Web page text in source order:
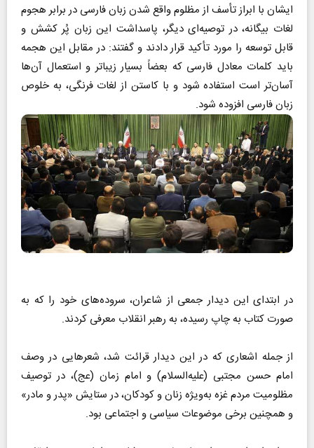
ایشان با ابراز تأسف از مظلوم واقع شدن زبان فارسی در برابر هجوم
لغات بیگانه، در توصیه‌ای دیگر، پاسداشت این زبان پُر کشش و
قابل توسعه را مورد تأکید قرار دادند و گفتند: در مقابل این هجمه
باید کلمات معادل فارسی که بعضاً بسیار زیباتر و استعمال آن‌ها
آسان‌تر است استفاده شود و با کاستن از لغات فرنگی، به خلوص
زبان فارسی افزوده شود.
در ابتدای این دیدار جمعی از شاعران، سروده‌های خود را که به
صورت کتاب به چاپ رسیده، به رهبر انقلاب معرفی کردند.
از جمله اشعاری که در این دیدار قرائت شد، شعر‌هایی در وصف
امام حسن مجتبی (علیه‌السلام) و امام زمان (عج)، در توصیف
مظلومیت مردم غزه به‌ویژه زنان و کودکان، در ستایش «پدر و مادر»
و همچنین برخی موضوعات سیاسی و اجتماعی بود.